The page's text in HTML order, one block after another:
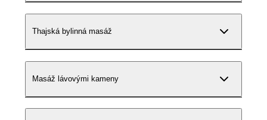
Thajská bylinná masáž
Masáž lávovými kameny